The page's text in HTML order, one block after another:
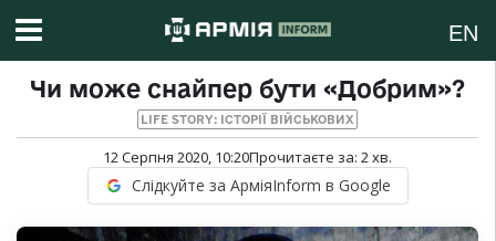
EN
Чи може снайпер бути «Добрим»?
LIFE STORY: ІСТОРІЇ ВІЙСЬКОВИХ
12 Серпня 2020, 10:20Прочитаєте за: 2хв.
Слідкуйте за АрміяInform в Google